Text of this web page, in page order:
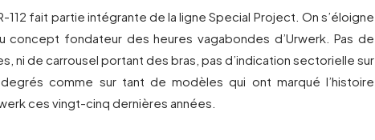
112 fait partie intégrante de la ligne Special Project. On s’éloigne
concept fondateur des heures vagabondes d’Urwerk. Pas de
ni de carrousel portant des bras, pas d’indication sectorielle sur
comme sur tant de modèles qui ont marqué l’histoire
ces vingt-cinq dernières années.